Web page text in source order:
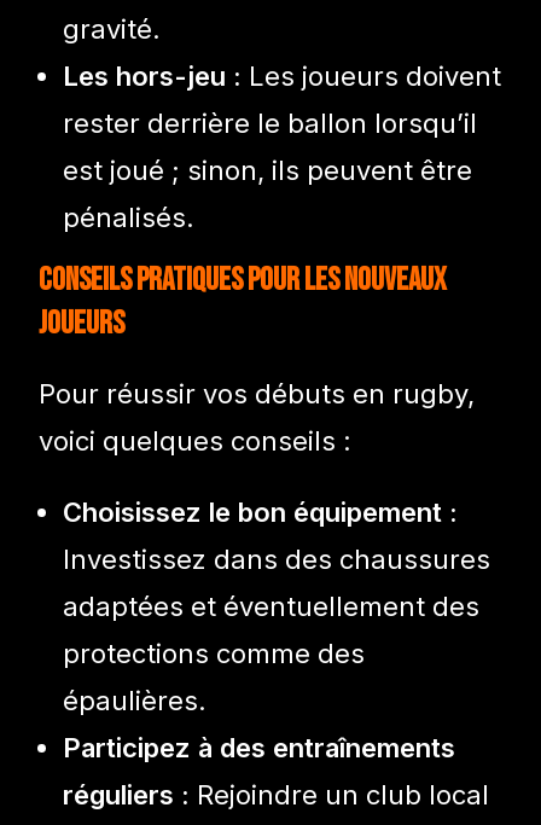
gravité.
Les hors-jeu : Les joueurs doivent
rester derrière le ballon lorsqu’il
est joué ; sinon, ils peuvent être
pénalisés.
Conseils pratiques pour les nouveaux
joueurs
Pour réussir vos débuts en rugby,
voici quelques conseils :
Choisissez le bon équipement :
Investissez dans des chaussures
adaptées et éventuellement des
protections comme des
épaulières.
Participez à des entraînements
réguliers : Rejoindre un club local